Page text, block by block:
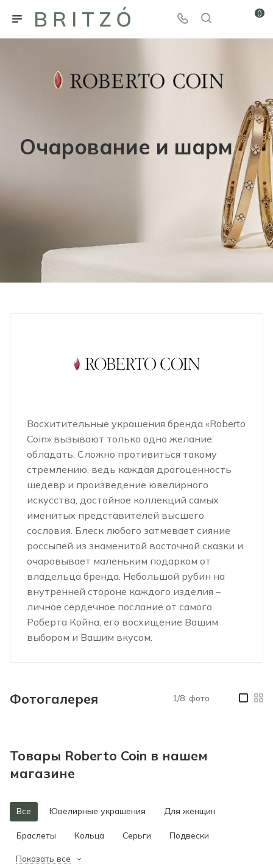
0
Очарование и шарм
Восхитительные украшения бренда «Roberto
Coin» вызывают только одно желание:
обладать. Сложно противиться такому
стремлению, ведь каждая драгоценность
шедевр и произведение ювелирного
искусства, достойное коллекций самых
именитых представителей высшего
сословия. Блеск любого затмевает сияние
россыпей из знаменитой восточной сказки и
очаровывает маленьким подарком от
владельца бренда. Небольшой рубин на
внутренней стороне каждого изделия –
личное сердечное послание от самого
Роберта Койна, его восхищение Вашим
выбором и Вашим вкусом.
Фотогалерея 1/8 фото
Товары Roberto Coin в нашем
магазине
Все Ювелирные украшения Для женщин
Браслеты Кольца Серьги Подвески
Показать все